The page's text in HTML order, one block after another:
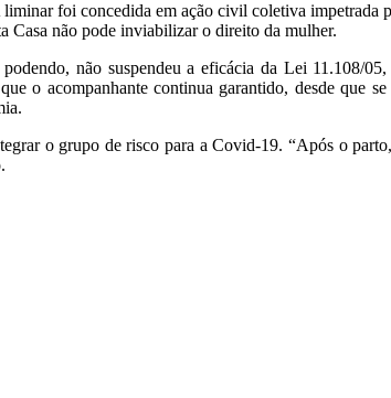
foi concedida em ação civil coletiva impetrada
Casa não pode inviabilizar o direito da mulher.
não suspendeu a eficácia da Lei 11.108/
o acompanhante continua garantido, desde que
o grupo de risco para a Covid-19. “Após o